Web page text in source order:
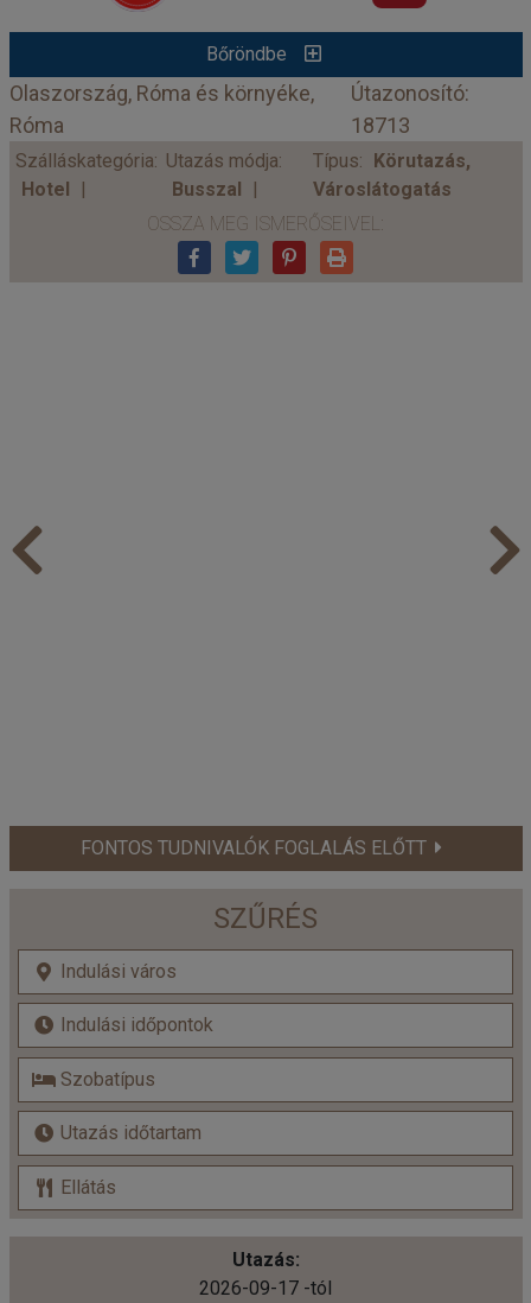
Bőröndbe
Olaszország, Róma és környéke,
Róma
Útazonosító:
18713
Szálláskategória:
Hotel
Utazás módja:
Busszal
Típus: Körutazás,
Városlátogatás
OSSZA MEG ISMERŐSEIVEL:
FONTOS TUDNIVALÓK FOGLALÁS ELŐTT
SZŰRÉS
2026-09-17 -tól